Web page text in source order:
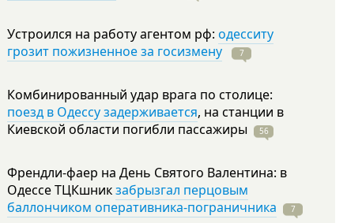
Устроился на работу агентом рф: одесситу
грозит пожизненное за госизмену
7
Комбинированный удар врага по столице:
поезд в Одессу задерживается, на станции в
Киевской области погибли пассажиры 56
Френдли-фаер на День Святого Валентина: в
Одессе ТЦКшникзабрызгал перцовым
баллончиком оперативника-пограничника
7